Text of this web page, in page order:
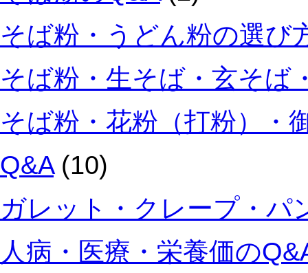
て
い
活
気
る
お
た。
は
そば粉・うどん粉の選び
そば粉・生そば・玄そば
そば粉・花粉（打粉）・
Q&A(10)
ガレット・クレープ・パ
人病・医療・栄養価の